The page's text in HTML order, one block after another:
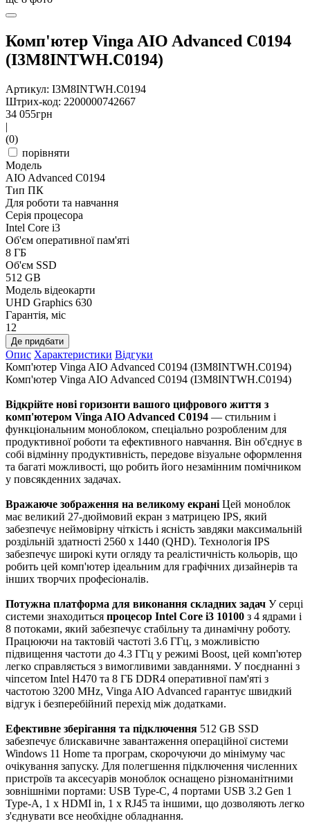
Комп'ютер Vinga AIO Advanced C0194
(I3M8INTWH.C0194)
Артикул: I3M8INTWH.C0194
Штрих-код: 2200000742667
34 055грн
|
(0)
порівняти
Модель
AIO Advanced C0194
Тип ПК
Для роботи та навчання
Серія процесора
Intel Core i3
Об'єм оперативної пам'яті
8 ГБ
Об'єм SSD
512 GB
Модель відеокарти
UHD Graphics 630
Гарантія, міс
12
Де придбати
Опис Характеристики Відгуки
Комп'ютер Vinga AIO Advanced C0194 (I3M8INTWH.C0194)
Комп'ютер Vinga AIO Advanced C0194 (I3M8INTWH.C0194)
Відкрійте нові горизонти вашого цифрового життя з
комп'ютером Vinga AIO Advanced C0194 — стильним і
функціональним моноблоком, спеціально розробленим для
продуктивної роботи та ефективного навчання. Він об'єднує в
собі відмінну продуктивність, передове візуальне оформлення
та багаті можливості, що робить його незамінним помічником
у повсякденних задачах.
Вражаюче зображення на великому екрані Цей моноблок
має великий 27-дюймовий екран з матрицею IPS, який
забезпечує неймовірну чіткість і ясність завдяки максимальній
роздільній здатності 2560 x 1440 (QHD). Технологія IPS
забезпечує широкі кути огляду та реалістичність кольорів, що
робить цей комп'ютер ідеальним для графічних дизайнерів та
інших творчих професіоналів.
Потужна платформа для виконання складних задач У серці
системи знаходиться процесор Intel Core i3 10100 з 4 ядрами і
8 потоками, який забезпечує стабільну та динамічну роботу.
Працюючи на тактовій частоті 3.6 ГГц, з можливістю
підвищення частоти до 4.3 ГГц у режимі Boost, цей комп'ютер
легко справляється з вимогливими завданнями. У поєднанні з
чіпсетом Intel H470 та 8 ГБ DDR4 оперативної пам'яті з
частотою 3200 MHz, Vinga AIO Advanced гарантує швидкий
відгук і безперебійний перехід між додатками.
Ефективне зберігання та підключення 512 GB SSD
забезпечує блискавичне завантаження операційної системи
Windows 11 Home та програм, скорочуючи до мінімуму час
очікування запуску. Для полегшення підключення численних
пристроїв та аксесуарів моноблок оснащено різноманітними
зовнішніми портами: USB Type-C, 4 портами USB 3.2 Gen 1
Type-A, 1 x HDMI in, 1 x RJ45 та іншими, що дозволяють легко
з'єднувати все необхідне обладнання.